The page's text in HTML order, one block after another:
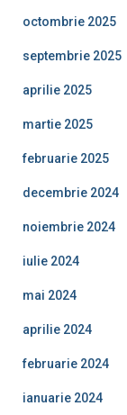
octombrie 2025
septembrie 2025
aprilie 2025
martie 2025
februarie 2025
decembrie 2024
noiembrie 2024
iulie 2024
mai 2024
aprilie 2024
februarie 2024
ianuarie 2024